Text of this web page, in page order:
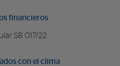
financieros
SB 017/22
con el clima